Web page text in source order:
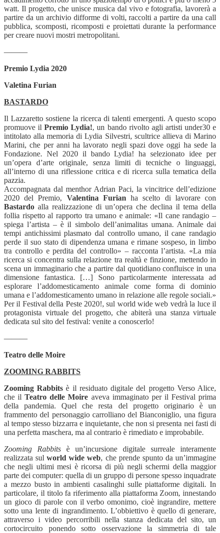
watt. Il progetto, che unisce musica dal vivo e fotografia, lavorerà a
partire da un archivio difforme di volti, raccolti a partire da una call
pubblica, scomposti, ricomposti e proiettati durante la performance
per creare nuovi mostri metropolitani.
———
Premio Lydia 2020
Valetina Furian
BASTARDO
Il Lazzaretto sostiene la ricerca di talenti emergenti. A questo scopo
promuove ilPremio Lydia!, un bando rivolto agli artisti under30 e
intitolato alla memoria di Lydia Silvestri, scultrice allieva di Marino
Marini, che per anni ha lavorato negli spazi dove oggi ha sede la
Fondazione. Nel 2020 il bando Lydia! ha selezionato idee per
un’opera d’arte originale, senza limiti di tecniche o linguaggi,
all’interno di una riflessione critica e di ricerca sulla tematica della
pazzia.
Accompagnata dal menthor Adrian Paci, la vincitrice dell’edizione
2020 del Premio, Valentina Furian ha scelto di lavorare con
Bastardo alla realizzazione di un’opera che declina il tema della
follia rispetto al rapporto tra umano e animale: «Il cane randagio –
spiega l’artista – è il simbolo dell’animalitas umana. Animale dai
tempi antichissimi plasmato dal controllo umano, il cane randagio
perde il suo stato di dipendenza umana e rimane sospeso, in limbo
tra controllo e perdita del controllo» – racconta l’artista. «La mia
ricerca si concentra sulla relazione tra realtà e finzione, mettendo in
scena un immaginario che a partire dal quotidiano confluisce in una
dimensione fantastica. […] Sono particolarmente interessata ad
esplorare l’addomesticamento animale come forma di dominio
umana e l’addomesticamento umano in relazione alle regole sociali.»
Per il Festival della Peste 2020!, sul world wide web vedrà la luce il
protagonista virtuale del progetto, che abiterà una stanza virtuale
dedicata sul sito del festival: venite a conoscerlo!
———
Teatro delle Moire
ZOOMING RABBITS
Zooming Rabbits è il residuato digitale del progetto Verso Alice,
che ilTeatro delle Moire aveva immaginato per il Festival prima
della pandemia. Quel che resta del progetto originario è un
frammento del personaggio carrolliano del Bianconiglio, una figura
al tempo stesso bizzarra e inquietante, che non si presenta nei fasti di
una perfetta maschera, ma al contrario è rimediato e improbabile.
Zooming Rabbits è un’incursione digitale surreale interamente
realizzata sulworld wide web, che prende spunto da un’immagine
che negli ultimi mesi è ricorsa di più negli schermi della maggior
parte dei computer: quella di un gruppo di persone spesso inquadrate
a mezzo busto in ambienti casalinghi sulle piattaforme digitali. In
particolare, il titolo fa riferimento alla piattaforma Zoom, innestando
un gioco di parole con il verbo omonimo, cioè ingrandire, mettere
sotto una lente di ingrandimento. L’obbiettivo è quello di generare,
attraverso i video percorribili nella stanza dedicata del sito, un
cortocircuito ponendo sotto osservazione la simmetria di tale